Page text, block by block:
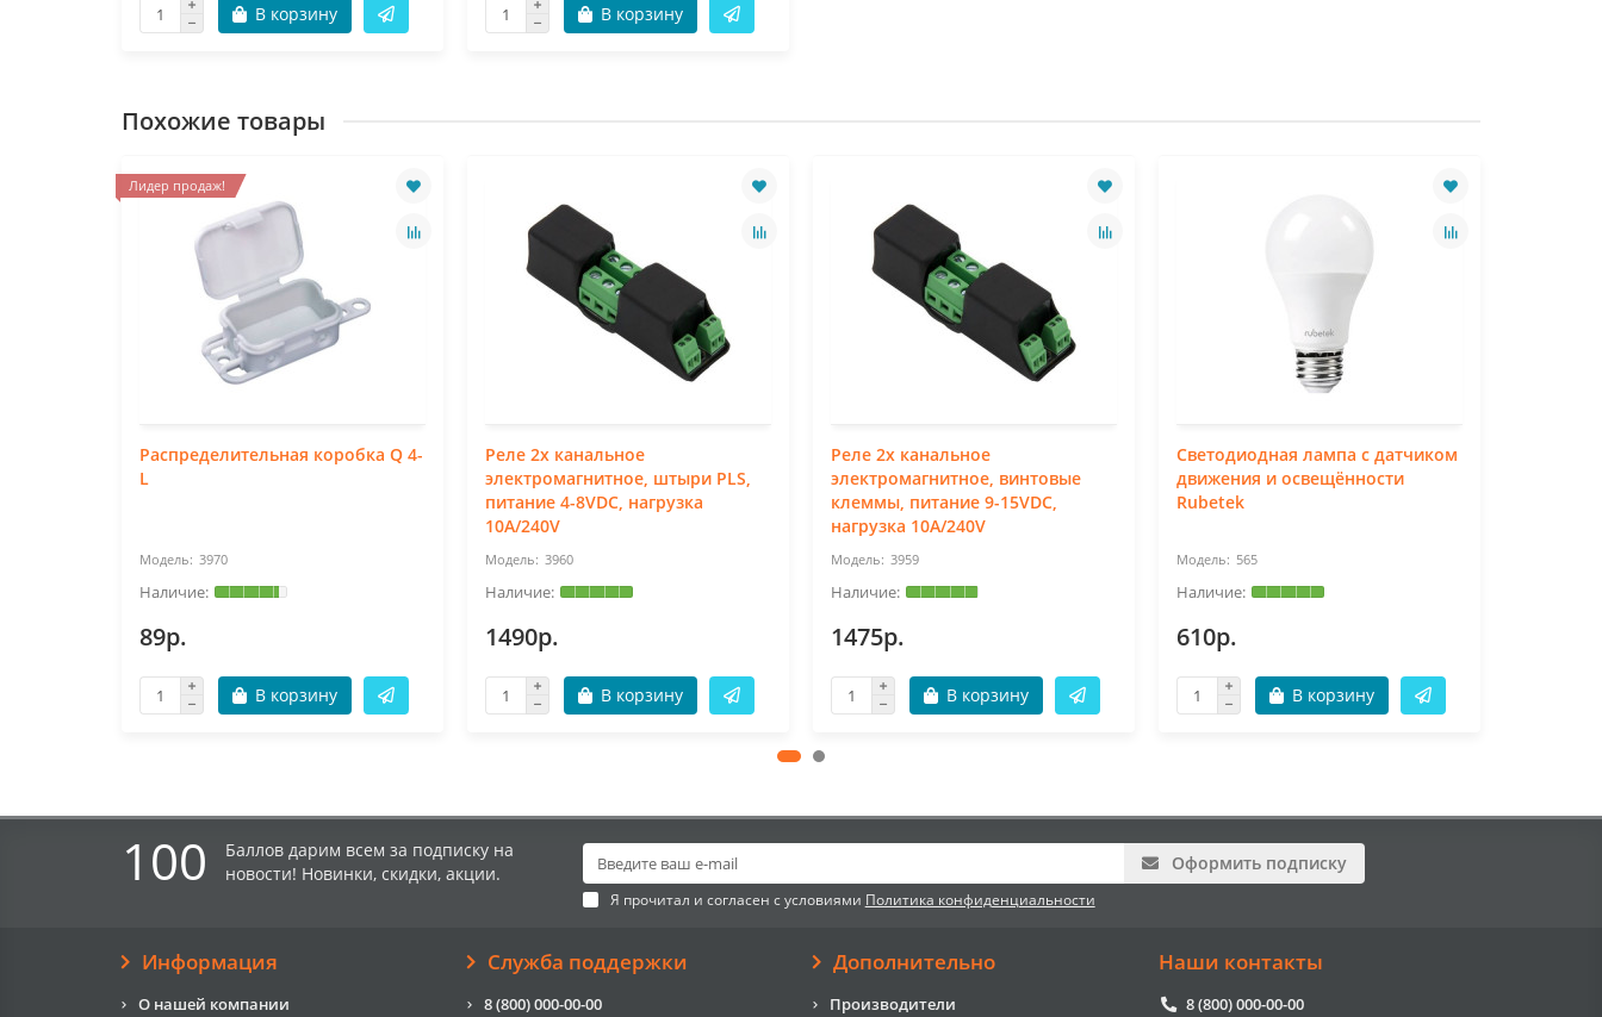
В корзину В корзину
Похожие товары
Лидер продаж!
Распределительная коробка Q 4-
L
3970
89р.
В корзину
Реле 2х канальное
электромагнитное, штыри PLS,
питание 4-8VDC, нагрузка
10A/240V
3960
1490р.
В корзину
Реле 2х канальное
электромагнитное, винтовые
клеммы, питание 9-15VDC,
нагрузка 10A/240V
3959
1475р.
В корзину
Светодиодная лампа с датчиком
движения и освещённости
Rubetek
565
610р.
В корзину
100
Баллов дарим всем за подписку на
новости! Новинки, скидки, акции.
Оформить подписку
Я прочитал и согласен с условиями Политика конфиденциальности
Информация
О нашей компании
Служба поддержки
8 (800) 000-00-00
Дополнительно
Производители
Наши контакты
8 (800) 000-00-00